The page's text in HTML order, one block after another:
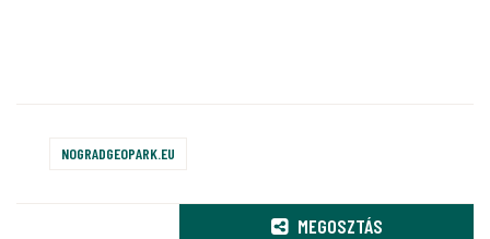
NOGRADGEOPARK.EU
MEGOSZTÁS